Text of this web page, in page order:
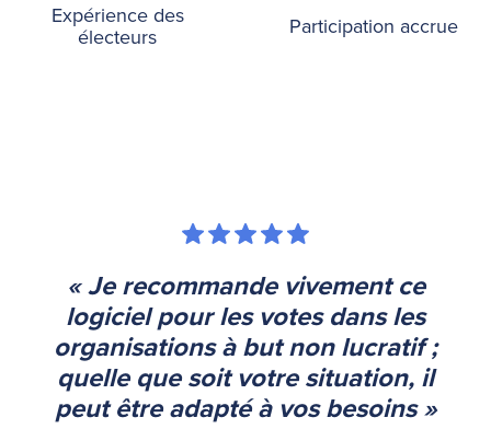
Expérience des
électeurs
Participation accrue
« Je recommande vivement ce
logiciel pour les votes dans les
organisations à but non lucratif ;
quelle que soit votre situation, il
peut être adapté à vos besoins »